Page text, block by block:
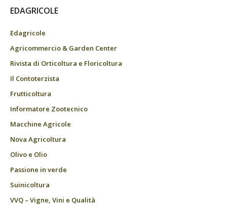
EDAGRICOLE
Edagricole
Agricommercio & Garden Center
Rivista di Orticoltura e Floricoltura
Il Contoterzista
Frutticoltura
Informatore Zootecnico
Macchine Agricole
Nova Agricoltura
Olivo e Olio
Passione in verde
Suinicoltura
VVQ – Vigne, Vini e Qualità